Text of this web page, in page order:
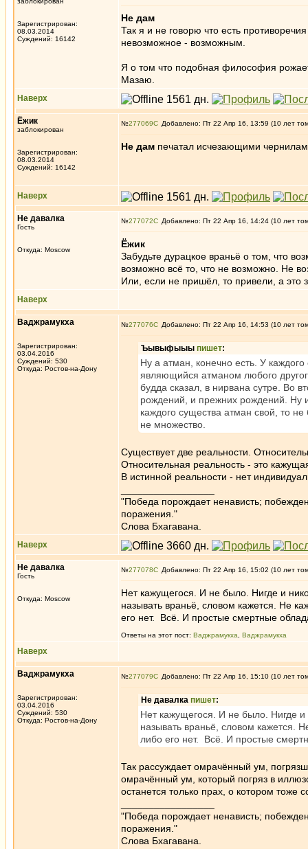
Зарегистрирован:
08.03.2014
Суждений: 16142
Не дам
Так я и не говорю что есть
невозможное - возможным.
Я о том что подобная философия
Мазаю.
Наверх
Ёжик
заблокирован
Зарегистрирован:
08.03.2014
Суждений: 16142
№277069 Добавлено: Пт 22 Апр 16, 13:59 (10 лет
Не дам печатал исчезающими
Наверх
Не давалка
Гость
Откуда: Moscow
№277072 Добавлено: Пт 22 Апр 16, 14:24 (10 лет
Ёжик
Забудьте дурацкое враньё о том, что
возможно всё то, что не возможно. Не
Или, если не пришёл, то привели, а это
Наверх
Ваджрамукха
Зарегистрирован:
03.04.2016
Суждений: 530
Откуда: Ростов-на-Дону
№277076 Добавлено: Пт 22 Апр 16, 14:53 (10 лет
Ъывыфыыы пишет:
Ну а атман, конечно есть. У
являющийся атманом любого
будда сказал, в нирвана сутре. Во
рождений, и прежних рождений. Ну
каждого существа атман свой, то
не множество.
Существует две реальности.
Относительная реальность - это
В истинной реальности - нет
"Победа порождает ненависть;
поражения."
Слова Бхагавана.
Наверх
Не давалка
Гость
Откуда: Moscow
№277078 Добавлено: Пт 22 Апр 16, 15:02 (10 лет
Нет кажущегося. И не было. Нигде и
называть враньё, словом кажется. Не
его нет. Всё. И простые смертные
Ответы на этот пост: Ваджрамукха Ваджрамукха
Наверх
Ваджрамукха
Зарегистрирован:
03.04.2016
Суждений: 530
Откуда: Ростов-на-Дону
№277079 Добавлено: Пт 22 Апр 16, 15:10 (10 лет
Не давалка пишет:
Нет кажущегося. И не было. Нигде и
называть враньё, словом кажется.
либо его нет. Всё. И простые
Так рассуждает омрачённый ум,
омрачённый ум, который погряз в
останется только прах, о котором тоже
"Победа порождает ненависть;
поражения."
Слова Бхагавана.